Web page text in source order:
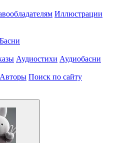
Иллюстрации
Басни
Аудиостихи Аудиобасни
Авторы Поиск по сайту